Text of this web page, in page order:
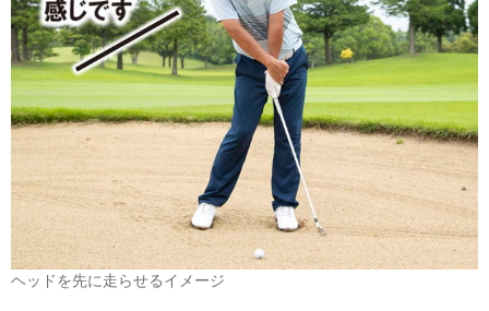
ヘッドを先に走らせるイメージ